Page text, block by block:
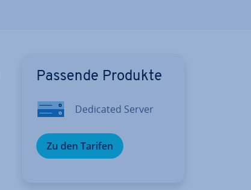
Passende Produkte
Dedicated Server
Zu den Tarifen